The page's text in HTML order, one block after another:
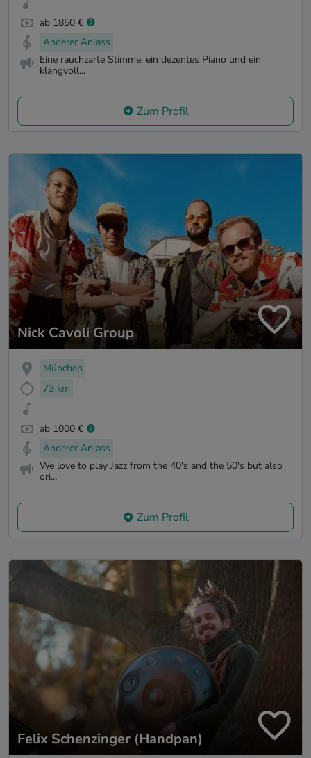
ab 1850 €
Anderer Anlass
Eine rauchzarte Stimme, ein dezentes Piano und ein
klangvoll...
Zum Profil
Nick Cavoli Group
München
73 km
ab 1000 €
Anderer Anlass
We love to play Jazz from the 40's and the 50's but also
ori...
Zum Profil
Felix Schenzinger (Handpan)